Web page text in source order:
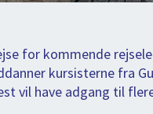
for kommende
kursisterne fra
vil have adgang til